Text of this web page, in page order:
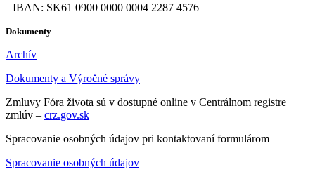
IBAN: SK61 0900 0000 0004 2287 4576
Dokumenty
Archív
Dokumenty a Výročné správy
Zmluvy Fóra života sú v dostupné online v Centrálnom registre
zmlúv – crz.gov.sk
Spracovanie osobných údajov pri kontaktovaní formulárom
Spracovanie osobných údajov